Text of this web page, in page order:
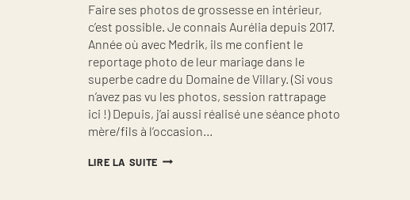
Faire ses photos de grossesse en intérieur,
c’est possible. Je connais Aurélia depuis 2017.
Année où avec Medrik, ils me confient le
reportage photo de leur mariage dans le
superbe cadre du Domaine de Villary. (Si vous
n’avez pas vu les photos, session rattrapage
ici !) Depuis, j’ai aussi réalisé une séance photo
mère/fils à l’occasion…
LIRE LA SUITESÉANCE